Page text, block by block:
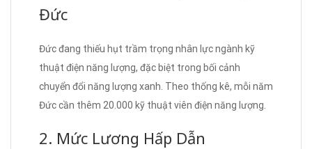
Đức
Đức đang thiếu hụt trầm trọng nhân lực ngành kỹ
thuật điện năng lượng, đặc biệt trong bối cảnh
chuyển đổi năng lượng xanh. Theo thống kê, mỗi năm
Đức cần thêm 20.000 kỹ thuật viên điện năng lượng.
2. Mức Lương Hấp Dẫn